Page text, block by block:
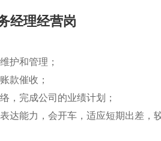
经理经营岗
护和管理；
款催收；
，完成公司的业绩计划；
达能力，会开车，适应短期出差，